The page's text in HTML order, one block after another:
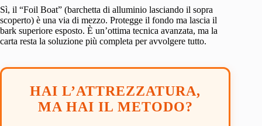
Sì, il “Foil Boat” (barchetta di alluminio lasciando il sopra
scoperto) è una via di mezzo. Protegge il fondo ma lascia il
bark superiore esposto. È un’ottima tecnica avanzata, ma la
carta resta la soluzione più completa per avvolgere tutto.
HAI L’ATTREZZATURA,
MA HAI IL METODO?